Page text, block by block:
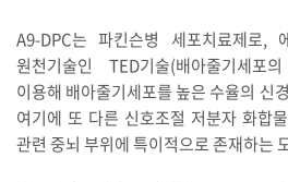
A9-DPC는 파킨슨병 세포치료제로,
원천기술인 TED기술(배아줄기세포
이용해 배아줄기세포를 높은 수율의 신
여기에 또 다른 신호조절 저분자 화합
관련 중뇌 부위에 특이적으로 존재하는